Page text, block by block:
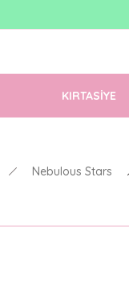
KIRTASİYE
Nebulous Stars